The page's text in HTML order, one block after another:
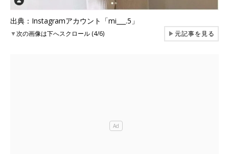
出典：Instagramアカウント「mi___.5」
▼次の画像は下へスクロール (4/6) ▶元記事を見る